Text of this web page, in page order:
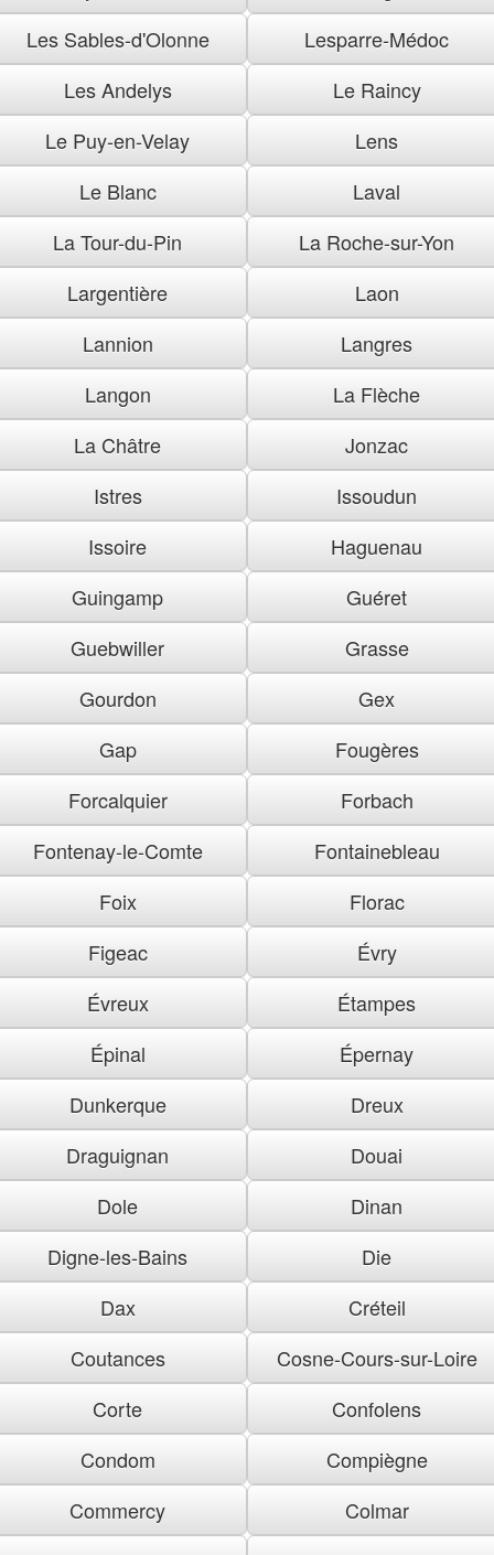
Les Sables-d'Olonne
Lesparre-Médoc
Les Andelys
Le Raincy
Le Puy-en-Velay
Lens
Le Blanc
Laval
La Tour-du-Pin
La Roche-sur-Yon
Largentière
Laon
Lannion
Langres
Langon
La Flèche
La Châtre
Jonzac
Istres
Issoudun
Issoire
Haguenau
Guingamp
Guéret
Guebwiller
Grasse
Gourdon
Gex
Gap
Fougères
Forcalquier
Forbach
Fontenay-le-Comte
Fontainebleau
Foix
Florac
Figeac
Évry
Évreux
Étampes
Épinal
Épernay
Dunkerque
Dreux
Draguignan
Douai
Dole
Dinan
Digne-les-Bains
Die
Dax
Créteil
Coutances
Cosne-Cours-sur-Loire
Corte
Confolens
Condom
Compiègne
Commercy
Colmar